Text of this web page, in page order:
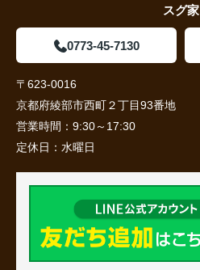
スグ家
0773-45-7130
〒623-0016
京都府綾部市西町２丁目93番地
営業時間： 9:30～17:30
定休日： 水曜日